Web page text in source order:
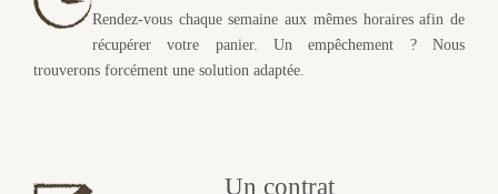
Rendez-vous chaque semaine aux mêmes horaires afin de
récupérer votre panier. Un empêchement ? Nous
trouverons forcément une solution adaptée.
Un contrat